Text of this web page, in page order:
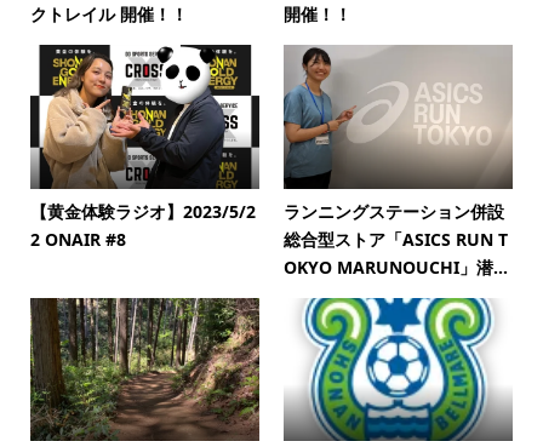
クトレイル 開催！！
開催！！
【黄金体験ラジオ】2023/5/2
2 ONAIR #8
ランニングステーション併設
総合型ストア「ASICS RUN T
OKYO MARUNOUCHI」潜...